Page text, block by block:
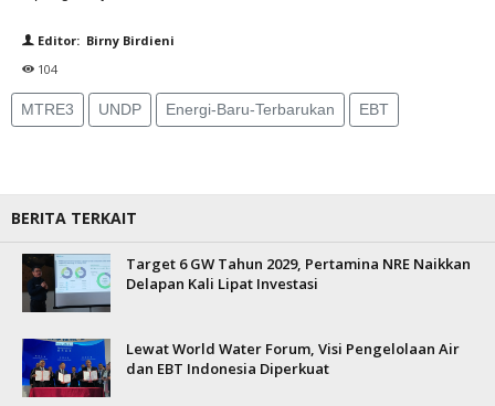
Editor: Birny Birdieni
104
MTRE3 UNDP Energi-Baru-Terbarukan EBT
BERITA TERKAIT
Target 6 GW Tahun 2029, Pertamina NRE Naikkan
Delapan Kali Lipat Investasi
Lewat World Water Forum, Visi Pengelolaan Air
dan EBT Indonesia Diperkuat